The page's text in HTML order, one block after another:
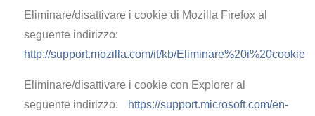
Eliminare/disattivare i cookie di Mozilla Firefox al
seguente indirizzo:
http://support.mozilla.com/it/kb/Eliminare%20i%20cookie
Eliminare/disattivare i cookie con Explorer al
seguente indirizzo:
https://support.microsoft.com/en-